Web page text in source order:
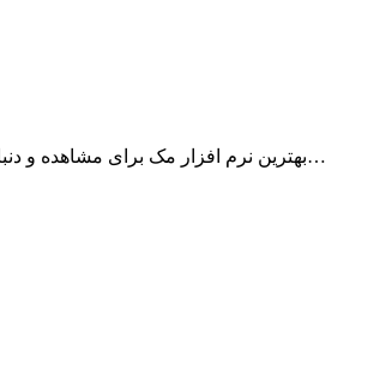
Stock + Pro بهترین نرم افزار مک برای مشاهده و دنبال کردن سرمایه گزاری ها شما می باشد. این برنامه با داشتن گزینه ها…